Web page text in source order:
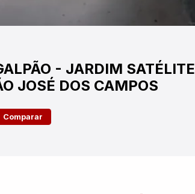
- JARDIM SATÉLITE
JOSÉ DOS CAMPOS
Comparar